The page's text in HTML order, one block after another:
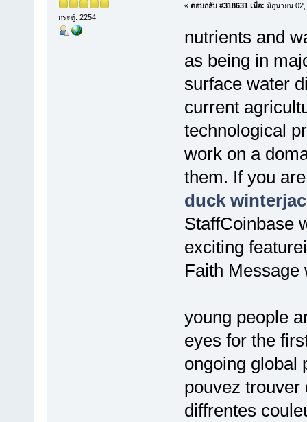
กระทู้: 2254
« ตอบกลับ #318631 เมื่อ: มิถุนายน 02,
nutrients and
as being in
surface water
current
technological
work on a
them. If you
duck
StaffCoinbase
exciting
Faith Message
young people
eyes for the
ongoing global
pouvez trouver
diffrentes